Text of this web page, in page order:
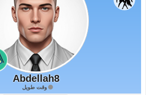
Abdellah8
وقت طويل